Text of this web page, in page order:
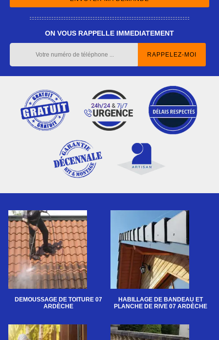
ON VOUS RAPPELLE IMMEDIATEMENT
DEMOUSSAGE DE TOITURE 07
ARDÈCHE
HABILLAGE DE BANDEAU ET
PLANCHE DE RIVE 07 ARDÈCHE